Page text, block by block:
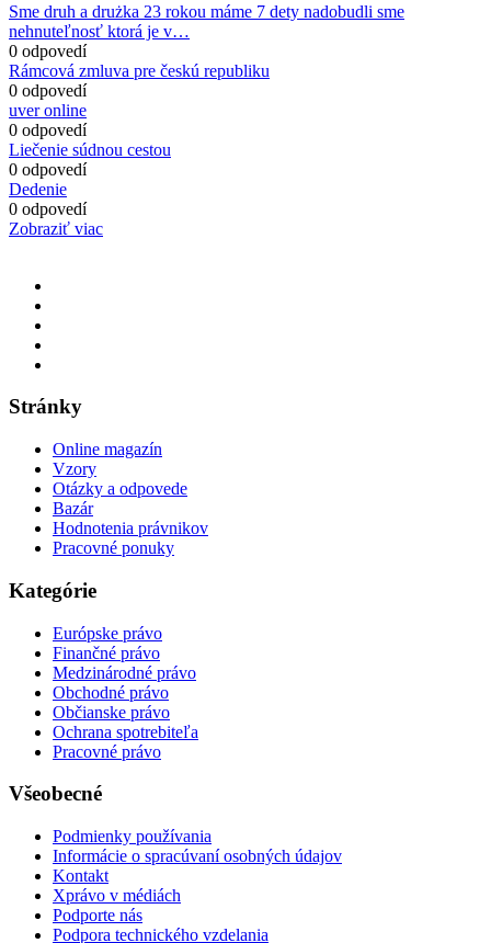
Sme druh a drużka 23 rokou máme 7 dety nadobudli sme
nehnuteľnosť ktorá je v…
0 odpovedí
Rámcová zmluva pre českú republiku
0 odpovedí
uver online
0 odpovedí
Liečenie súdnou cestou
0 odpovedí
Dedenie
0 odpovedí
Zobraziť viac
Stránky
Online magazín
Vzory
Otázky a odpovede
Bazár
Hodnotenia právnikov
Pracovné ponuky
Kategórie
Európske právo
Finančné právo
Medzinárodné právo
Obchodné právo
Občianske právo
Ochrana spotrebiteľa
Pracovné právo
Všeobecné
Podmienky používania
Informácie o spracúvaní osobných údajov
Kontakt
Xprávo v médiách
Podporte nás
Podpora technického vzdelania